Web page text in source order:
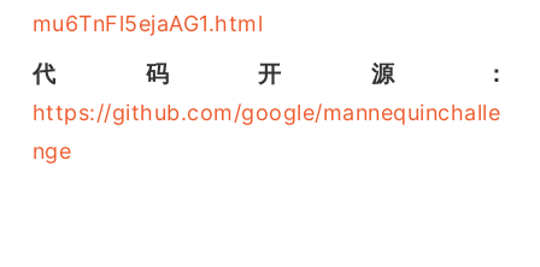
mu6TnFl5ejaAG1.html
代码开源：
https://github.com/google/mannequinchalle
nge